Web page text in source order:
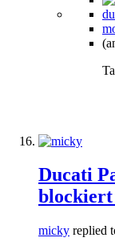
Ducati
micky replied